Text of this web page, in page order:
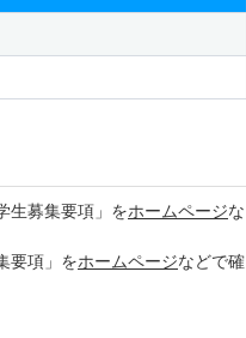
生募集要項」をホームページな
要項」をホームページなどで確